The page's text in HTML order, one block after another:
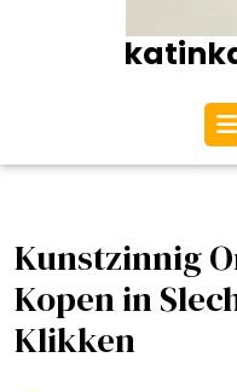
Kunstzinnig
Kopen in
Klikken